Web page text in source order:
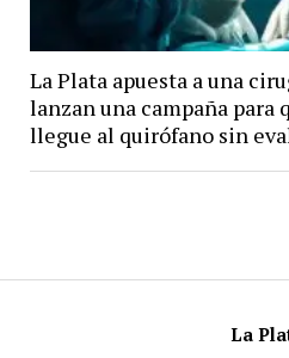
La
La Plata apuesta a una
lanzan una campaña
llegue al quirófano sin